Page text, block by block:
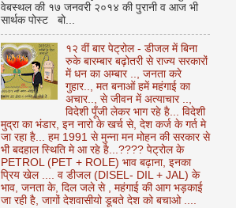
वेबस्थल की १७ जनवरी २०१४ की पुरानी व आज भी
सार्थक पोस्ट बो...
१२ वीं बार पेट्रोल - डीजल में बिना
रुके बारम्बार बढ़ोतरी से राज्य सरकारों
में धन का अम्बार .., जनता करे
गुहार.., मत बनाओं हमें महंगाई का
अचार.., से जीवन में अत्याचार ..,
विदेशी पूँजी लेकर भाग रहे है... विदेशी
मुद्रा का भंडार, इन नारो के खर्च से, देश कर्ज के गर्त मे
जा रहा है... हम 1991 से मुन्ना मन मोहन की सरकार से
भी बदहाल स्थिति मे आ रहे है...???? पेट्रोल के
PETROL (PET + ROLE) भाव बढ़ाना, इनका
प्रिय खेल .... व डीजल (DISEL- DIL + JAL) के
भाव, जनता के, दिल जले से , महंगाई की आग भड़काई
जा रही है, जागों देशवासीयो डूबते देश को बचाओ ....